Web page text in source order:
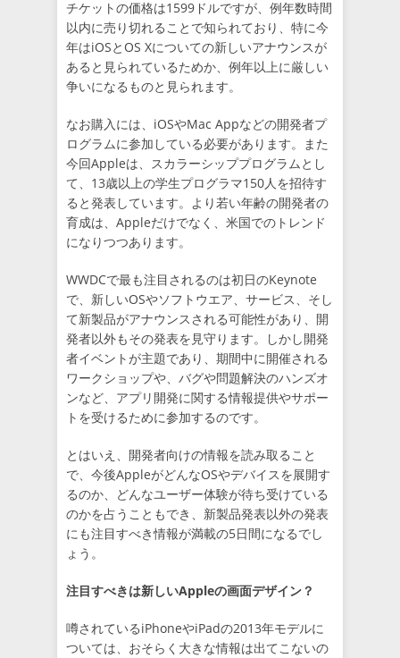
チケットの価格は1599ドルですが、例年数時間
以内に売り切れることで知られており、特に今
年はiOSとOS Xについての新しいアナウンスが
あると見られているためか、例年以上に厳しい
争いになるものと見られます。
なお購入には、iOSやMac Appなどの開発者プ
ログラムに参加している必要があります。また
今回Appleは、スカラーシッププログラムとし
て、13歳以上の学生プログラマ150人を招待す
ると発表しています。より若い年齢の開発者の
育成は、Appleだけでなく、米国でのトレンド
になりつつあります。
WWDCで最も注目されるのは初日のKeynote
で、新しいOSやソフトウエア、サービス、そし
て新製品がアナウンスされる可能性があり、開
発者以外もその発表を見守ります。しかし開発
者イベントが主題であり、期間中に開催される
ワークショップや、バグや問題解決のハンズオ
ンなど、アプリ開発に関する情報提供やサポー
トを受けるために参加するのです。
とはいえ、開発者向けの情報を読み取ること
で、今後AppleがどんなOSやデバイスを展開す
るのか、どんなユーザー体験が待ち受けている
のかを占うこともでき、新製品発表以外の発表
にも注目すべき情報が満載の5日間になるでし
ょう。
注目すべきは新しいAppleの画面デザイン？
噂されているiPhoneやiPadの2013年モデルに
ついては、おそらく大きな情報は出てこないの